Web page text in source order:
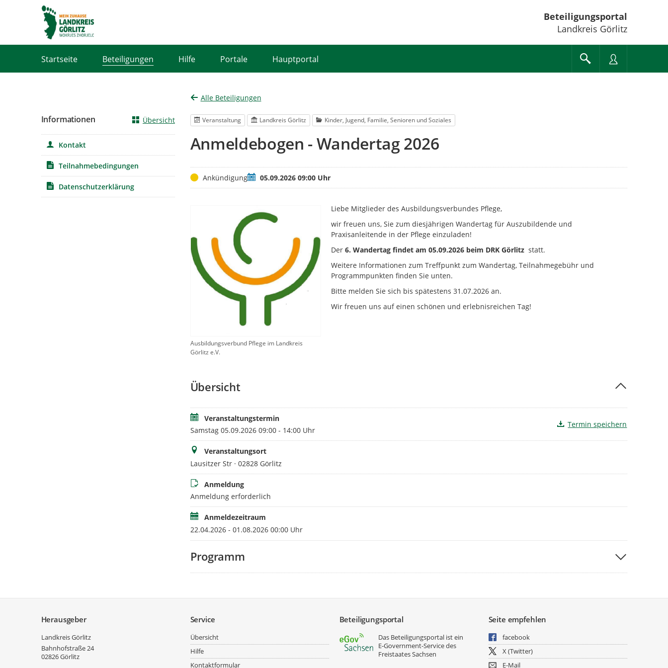
Beteiligungsportal
Landkreis Görlitz
Startseite Beteiligungen Hilfe Portale Hauptportal
Alle Beteiligungen
Veranstaltung Landkreis Görlitz Kinder, Jugend, Familie, Senioren und Soziales
Anmeldebogen - Wandertag 2026
StatusAnkündigungTermin05.09.2026 09:00 Uhr
Ausbildungsverbund Pflege im Landkreis
Görlitz e.V.
Liebe Mitglieder des Ausbildungsverbundes Pflege,
wir freuen uns, Sie zum diesjährigen Wandertag für Auszubildende und
Praxisanleitende in der Pflege einzuladen!
Der6. Wandertag findet am 05.09.2026 beim DRK Görlitz statt.
Weitere Informationen zum Treffpunkt zum Wandertag, Teilnahmegebühr und
Programmpunkten finden Sie unten.
Bitte melden Sie sich bis spätestens 31.07.2026 an.
Wir freuen uns auf einen schönen und erlebnisreichen Tag!
Übersicht
Veranstaltungstermin
Samstag 05.09.2026 09:00 - 14:00 Uhr
Termin speichern
Veranstaltungsort
Lausitzer Str · 02828 Görlitz
Anmeldung
Anmeldung erforderlich
Anmeldezeitraum
22.04.2026 - 01.08.2026 00:00 Uhr
Programm
Informationen Übersicht
Kontakt
Teilnahmebedingungen
Datenschutzerklärung
Herausgeber
Landkreis Görlitz
Bahnhofstraße 24
02826Görlitz
Service
Übersicht
Hilfe
Kontaktformular
Beteiligungsportal
Das Beteiligungsportal ist ein
E‑Government-Service des
Freistaates Sachsen
Seite empfehlen
facebook
X (Twitter)
E-Mail